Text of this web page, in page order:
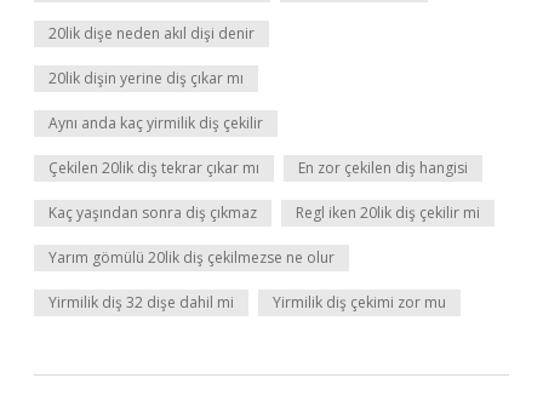
20lik dişe neden akıl dişi denir
20lik dişin yerine diş çıkar mı
Aynı anda kaç yirmilik diş çekilir
Çekilen 20lik diş tekrar çıkar mı En zor çekilen diş hangisi
Kaç yaşından sonra diş çıkmaz Regl iken 20lik diş çekilir mi
Yarım gömülü 20lik diş çekilmezse ne olur
Yirmilik diş 32 dişe dahil mi Yirmilik diş çekimi zor mu